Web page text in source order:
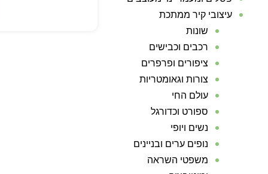
עיצובי קיר ממתכת
שונות
רכבים וכבישים
ציפורים ופרפרים
צורות וגאומטריות
עולם החי
ספורט וכדורגל
נשים ויופי
נופים ערים ובניינים
משפטי השראה